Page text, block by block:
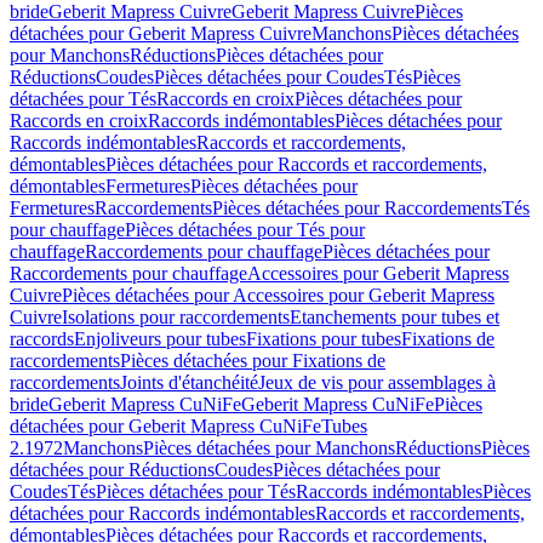
brideGeberit Mapress CuivreGeberit Mapress CuivrePièces
détachées pour Geberit Mapress CuivreManchonsPièces détachées
pour ManchonsRéductionsPièces détachées pour
RéductionsCoudesPièces détachées pour CoudesTésPièces
détachées pour TésRaccords en croixPièces détachées pour
Raccords en croixRaccords indémontablesPièces détachées pour
Raccords indémontablesRaccords et raccordements,
démontablesPièces détachées pour Raccords et raccordements,
démontablesFermeturesPièces détachées pour
FermeturesRaccordementsPièces détachées pour RaccordementsTés
pour chauffagePièces détachées pour Tés pour
chauffageRaccordements pour chauffagePièces détachées pour
Raccordements pour chauffageAccessoires pour Geberit Mapress
CuivrePièces détachées pour Accessoires pour Geberit Mapress
CuivreIsolations pour raccordementsEtanchements pour tubes et
raccordsEnjoliveurs pour tubesFixations pour tubesFixations de
raccordementsPièces détachées pour Fixations de
raccordementsJoints d'étanchéitéJeux de vis pour assemblages à
brideGeberit Mapress CuNiFeGeberit Mapress CuNiFePièces
détachées pour Geberit Mapress CuNiFeTubes
2.1972ManchonsPièces détachées pour ManchonsRéductionsPièces
détachées pour RéductionsCoudesPièces détachées pour
CoudesTésPièces détachées pour TésRaccords indémontablesPièces
détachées pour Raccords indémontablesRaccords et raccordements,
démontablesPièces détachées pour Raccords et raccordements,